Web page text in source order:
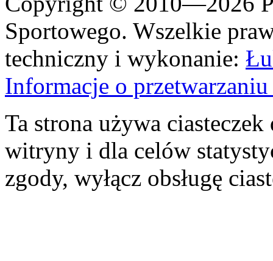
Sportowego. Wszelkie
techniczny i wykonanie:
Informacje o
Ta strona używa
witryny i dla celów
zgody, wyłącz obsługę